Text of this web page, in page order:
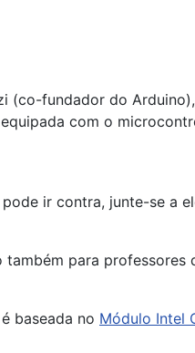
(co-fundador do
com o
ir contra, junte-se a
para professores
baseada no Módulo Intel